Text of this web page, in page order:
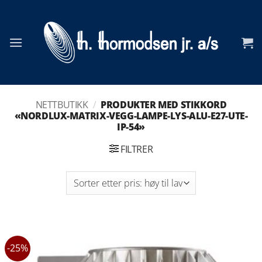
content
NETTBUTIKK / PRODUKTER MED STIKKORD
«NORDLUX-MATRIX-VEGG-LAMPE-LYS-ALU-E27-UTE-
IP-54»
FILTRER
-25%